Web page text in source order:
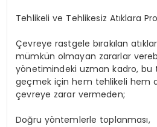
Tehlikeli ve Tehlikesiz Atıklara
Çevreye rastgele bırakılan
mümkün olmayan zararlar
yönetimindeki uzman kadro, bu
geçmek için hem tehlikeli hem
çevreye zarar vermeden;
Doğru yöntemlerle toplanması,